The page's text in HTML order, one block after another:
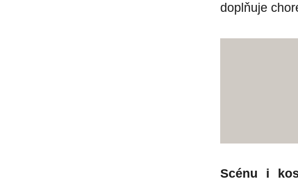
doplňuje
Scénu i